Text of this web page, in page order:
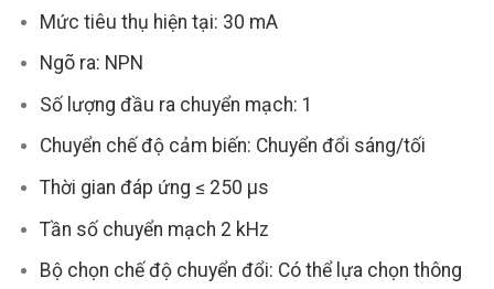
Mức tiêu thụ hiện tại: 30 mA
Ngõ ra: NPN
Số lượng đầu ra chuyển mạch: 1
Chuyển chế độ cảm biến: Chuyển đổi sáng/tối
Thời gian đáp ứng ≤ 250 µs
Tần số chuyển mạch 2 kHz
Bộ chọn chế độ chuyển đổi: Có thể lựa chọn thông